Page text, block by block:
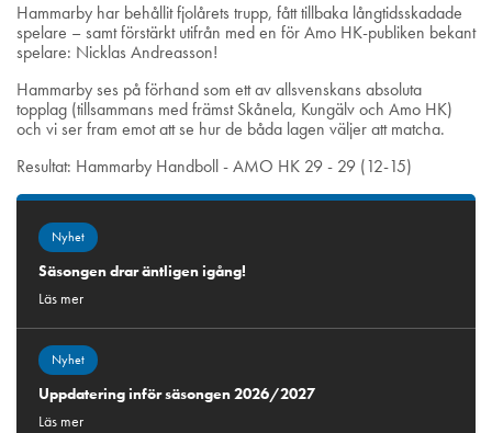
Hammarby har behållit fjolårets trupp, fått tillbaka långtidsskadade
spelare – samt förstärkt utifrån med en för Amo HK-publiken bekant
spelare: Nicklas Andreasson!
Hammarby ses på förhand som ett av allsvenskans absoluta
topplag (tillsammans med främst Skånela, Kungälv och Amo HK)
och vi ser fram emot att se hur de båda lagen väljer att matcha.
Resultat: Hammarby Handboll - AMO HK 29 - 29 (12-15)
Nyhet
Säsongen drar äntligen igång!
Läs mer
Nyhet
Uppdatering inför säsongen 2026/2027
Läs mer